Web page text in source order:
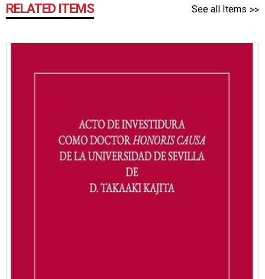
RELATED ITEMS See all Items